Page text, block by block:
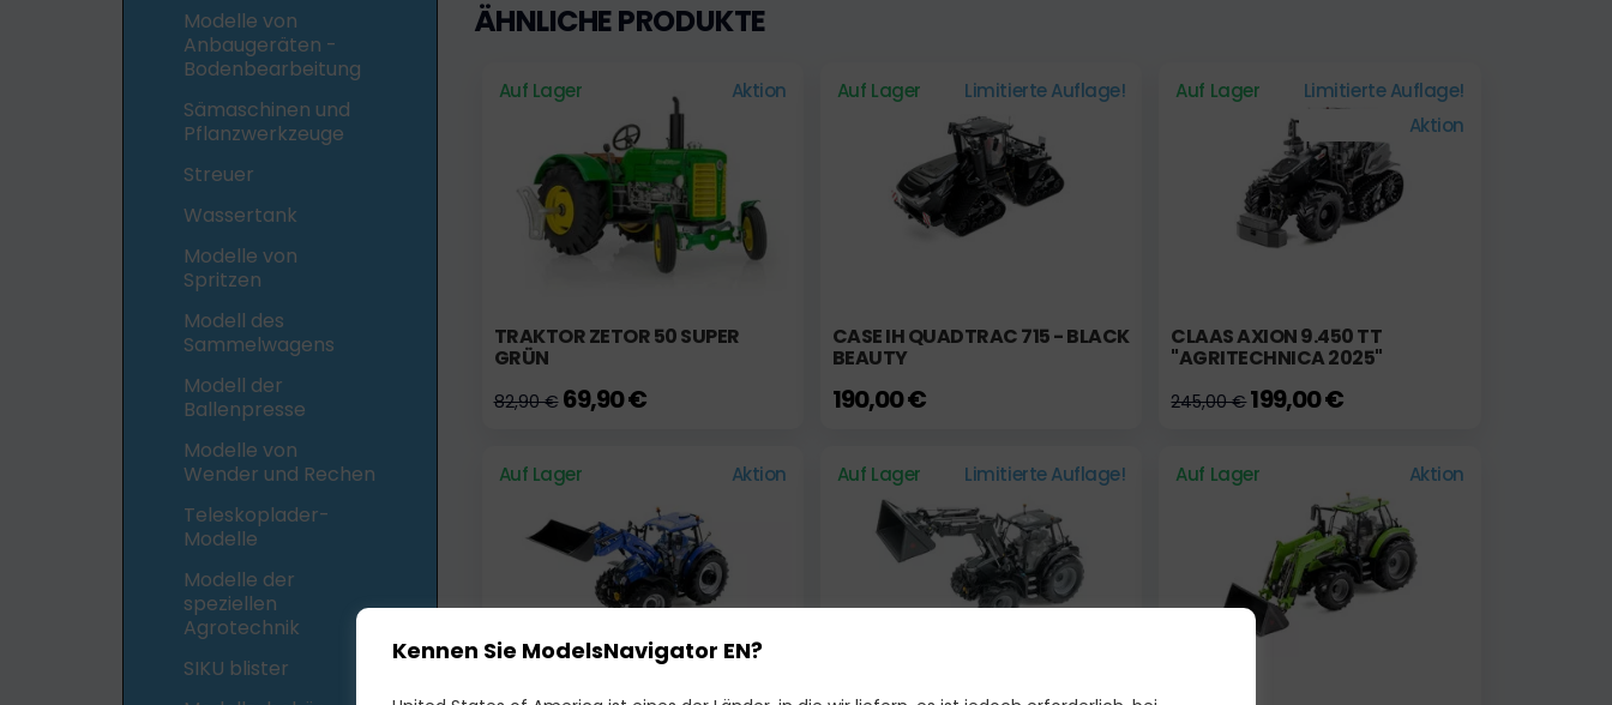
Modelle von
Anbaugeräten -
Bodenbearbeitung
Sämaschinen und
Pflanzwerkzeuge
Streuer
Wassertank
Modelle von
Spritzen
Modell des
Sammelwagens
Modell der
Ballenpresse
Modelle von
Wender und Rechen
Teleskoplader-
Modelle
Modelle der
speziellen
Agrotechnik
SIKU blister
ÄHNLICHE PRODUKTE
Auf Lager Aktion
TRAKTOR ZETOR 50 SUPER
GRÜN
82,90 €69,90 €
Auf Lager Limitierte Auflage!
CASE IH QUADTRAC 715 - BLACK
BEAUTY
190,00 €
Auf Lager
Limitierte Auflage!
Aktion
CLAAS AXION 9.450 TT
"AGRITECHNICA 2025"
245,00 €199,00 €
Auf Lager Aktion Auf Lager Limitierte Auflage! Auf Lager Aktion
Kennen Sie ModelsNavigator EN?